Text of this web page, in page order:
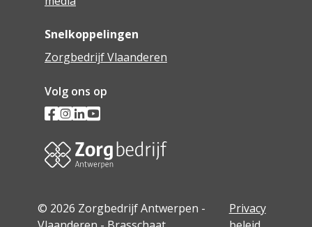
Snelkoppelingen
Zorgbedrijf Vlaanderen
Volg ons op
© 2026 Zorgbedrijf Antwerpen -
Privacy